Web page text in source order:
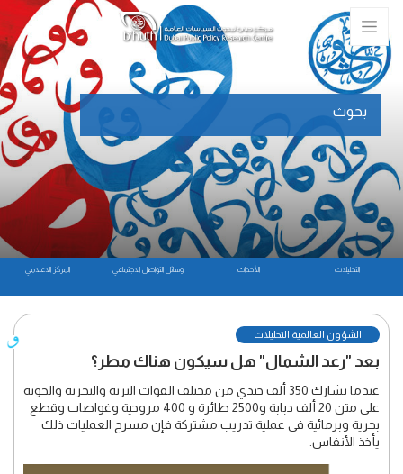
المركز الاعلامي وسائل التواصل الاجتماعي الأحداث التحليلات
بحوث
الشؤون العالمية التحليلات
بعد "رعد الشمال" هل سيكون هناك مطر؟
عندما يشارك 350 ألف جندي من مختلف القوات البرية والبحرية والجوية
على متن 20 ألف دبابة و2500 طائرة و 400 مروحية وغواصات وقطع
بحرية وبرمائية في عملية تدريب مشتركة فإن مسرح العمليات ذلك
يأخذ الأنفاس.